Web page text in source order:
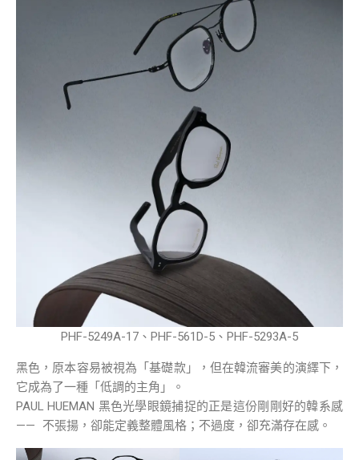
PHF-5249A-17、PHF-561D-5、PHF-5293A-5
黑色，原本容易被視為「基礎款」，但在韓流審美的演繹下，
它成為了一種「低調的主角」。
PAUL HUEMAN 黑色光學眼鏡捕捉的正是這份剛剛好的韓系感
—— 不張揚，卻能定義整體風格；不過度，卻充滿存在感。